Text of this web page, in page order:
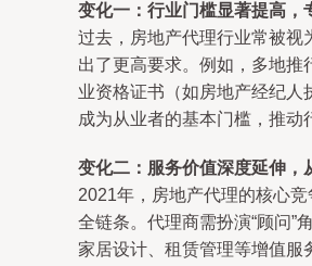
变化一：行业门槛显著提高，
过去，房地产代理行业常被视
出了更高要求。例如，多地
业资格证书（如房地产经纪
成为从业者的基本门槛，推动
变化二：服务价值深度延伸，
2021年，房地产代理的核心
全链条。代理商需扮演“顾问
家居设计、租赁管理等增值服